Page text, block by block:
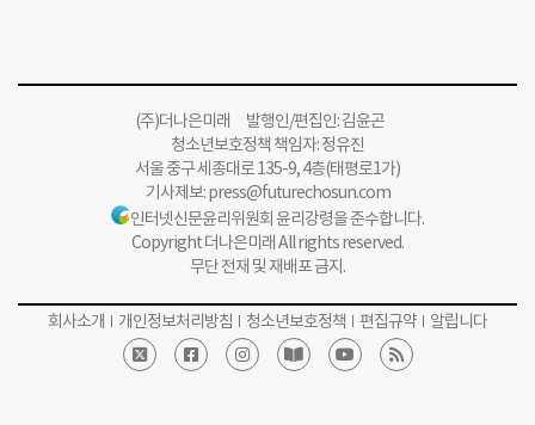
(주)더나은미래 발행인/편집인: 김윤곤
청소년보호정책 책임자: 정유진
서울 중구 세종대로 135-9, 4층(태평로1가)
기사제보:press@futurechosun.com
인터넷신문윤리위원회 윤리강령을 준수합니다.
Copyright 더나은미래 All rights reserved.
무단 전재 및 재배포 금지.
회사소개 개인정보처리방침 청소년보호정책 편집규약 알립니다